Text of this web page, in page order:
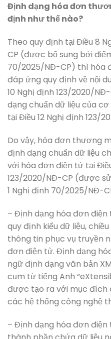
Định dạng hóa đơn
định như thế nào?
Theo quy định tại Điều 8
CP (được bổ sung bởi
70/2025/NĐ-CP) thì hóa
đáp ứng quy định về nội
10 Nghị định 123/2020/
dạng chuẩn dữ liệu của
tại Điều 12 Nghị định 123/
Do vậy, hóa đơn thương
định dạng chuẩn dữ liệu
với hóa đơn điện tử tại
123/2020/NĐ-CP (được
1 Nghị định 70/2025/NĐ-
– Định dạng hóa đơn
quy định kiểu dữ liệu,
thông tin phục vụ truyền
đơn điện tử. Định dạng
ngữ định dạng văn bản
cụm từ tiếng Anh
được tạo ra với mục đích
các hệ thống công nghệ
– Định dạng hóa đơn